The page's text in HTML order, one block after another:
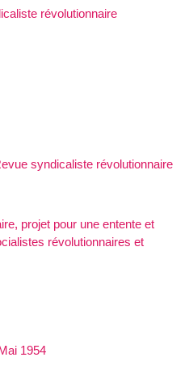
révolutionnaire
syndicaliste révolutionnaire
projet pour une entente et
révolutionnaires et
1954